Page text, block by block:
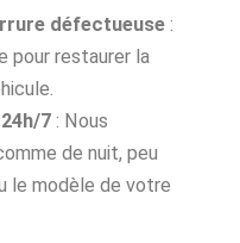
défectueuse :
pour restaurer la
7 : Nous
de nuit, peu
le modèle de votre